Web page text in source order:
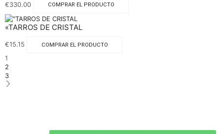
€330.00 COMPRAR EL PRODUCTO
«TARROS DE CRISTAL
€15.15 COMPRAR EL PRODUCTO
1
2
3